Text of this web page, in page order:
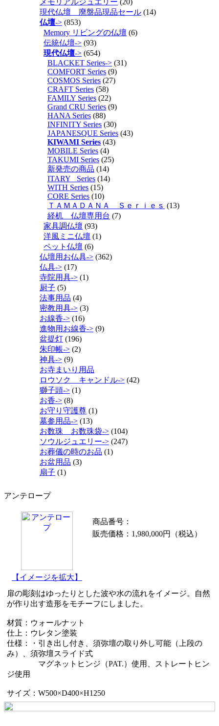
メモリアルジュエリー (20)
現代仏壇 廃盤品現品セール (14)
仏壇-> (853)
Memory リビングの仏壇 (6)
伝統仏壇-> (93)
現代仏壇-> (654)
BLACKET Series-> (31)
COMFORT Series (9)
COSMOS Series (27)
CRAFT Series (58)
FAMILY Series (22)
Grand CRU Series (9)
HANA Series (88)
INFINITY Series (30)
JAPANESQUE Series (43)
KIWAMI Series (43)
MOBILE Series (4)
TAKUMI Series (25)
新発売の商品 (14)
ITARY_ Series (14)
WITH Series (15)
CORE Series (10)
ＴＡＭＡＤＡＮＡ Ｓｅｒｉｅｓ (13)
経机 仏壇専用台 (7)
家具調仏壇 (93)
洋風ミニ仏壇 (1)
ペット仏壇 (6)
仏壇用お仏具-> (362)
仏具-> (17)
寺院用具-> (1)
厨子 (5)
法事用品 (4)
密教用具-> (3)
お線香-> (16)
進物用お線香-> (9)
盆提灯 (196)
朱印帳-> (2)
神具-> (9)
お寺まいり用品
ロウソク キャンドル-> (42)
獅子頭-> (1)
お香-> (8)
お守り守護尊 (1)
墓参用品-> (13)
お数珠 お数珠袋-> (104)
ソウルジュエリー-> (247)
お葬儀の時のお品 (1)
お盆用品 (3)
扇子 (1)
アンテロープ
【イメージを拡大】
商品番号：
販売価格： 1,980,000円 （税込）
扉の彫刻はゆったりとした波や水の流れをイメージ。自然
が作り出す造形をモチーフにしました。
材質：ウォールナット
仕上：ウレタン塗装
仕様：・引き出し付き、須弥壇の取り外し可能（上段の
み）、須弥壇スライド式
マグネットヒンジ（PAT.）使用、ストレートヒン
ジ使用
サイズ：W500×D400×H1250